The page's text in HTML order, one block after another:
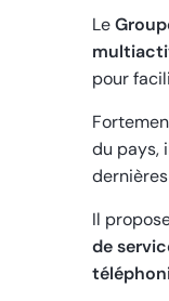
Le
pour
du pays,
Il
de